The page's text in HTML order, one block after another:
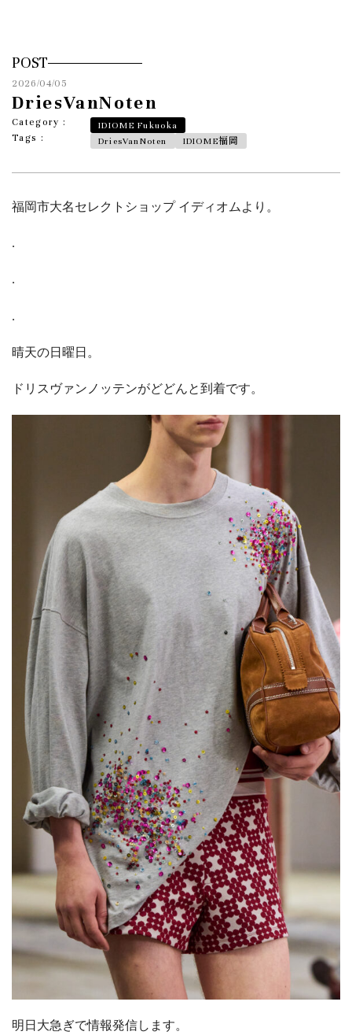
POST
2026/04/05
DriesVanNoten
Category :
IDIOME Fukuoka
Tags :
DriesVanNoten IDIOME福岡
福岡市大名セレクトショップ イディオムより。
.
.
.
晴天の日曜日。
ドリスヴァンノッテンがどどんと到着です。
明日大急ぎで情報発信します。